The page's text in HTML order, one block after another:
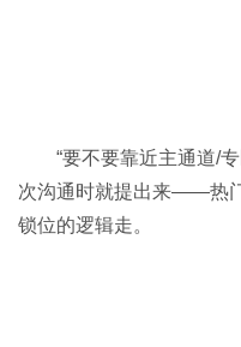
“要不要靠近主通道/
次沟通时就提出来——热
锁位的逻辑走。